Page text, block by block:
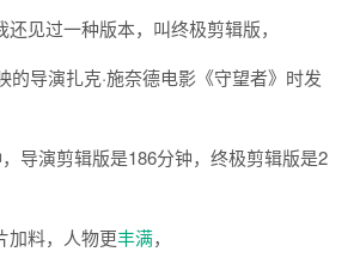
见过一种版本，叫终极剪辑版，
的导演扎克·施奈德电影《守望者》时发
导演剪辑版是186分钟，终极剪辑版是2
加料，人物更丰满，